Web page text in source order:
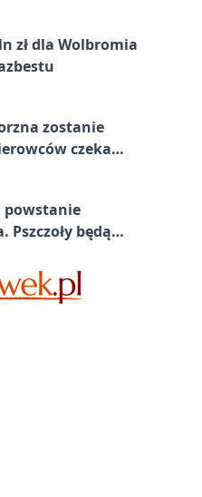
zł dla Wolbromia
zostanie
czeka
powstanie
będą